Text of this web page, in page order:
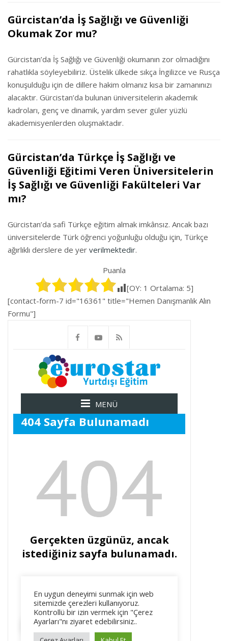
Gürcistan’da İş Sağlığı ve Güvenliği
Okumak Zor mu?
Gürcistan’da İş Sağlığı ve Güvenliği okumanın zor olmadığını
rahatlıkla söyleyebiliriz. Üstelik ülkede sıkça İngilizce ve Rusça
konuşulduğu için de dillere hakim olmanız kısa bir zamanınızı
alacaktır. Gürcistan’da bulunan üniversitelerin akademik
kadroları, genç ve dinamik, yardım sever güler yüzlü
akademisyenlerden oluşmaktadır.
Gürcistan’da Türkçe İş Sağlığı ve
Güvenliği Eğitimi Veren Üniversitelerin
İş Sağlığı ve Güvenliği Fakülteleri Var
mı?
Gürcistan’da safi Türkçe eğitim almak imkânsız. Ancak bazı
üniversitelerde Türk öğrenci yoğunluğu olduğu için, Türkçe
ağırlıklı derslere de yer verilmektedir.
Puanla
[OY: 1 Ortalama: 5]
[contact-form-7 id="16361" title="Hemen Danışmanlık Alın
Formu"]